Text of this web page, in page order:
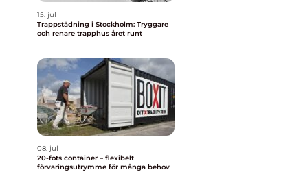
15. jul
Trappstädning i Stockholm: Tryggare
och renare trapphus året runt
08. jul
20-fots container – flexibelt
förvaringsutrymme för många behov